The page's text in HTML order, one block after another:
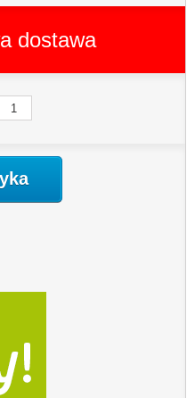
dostawa